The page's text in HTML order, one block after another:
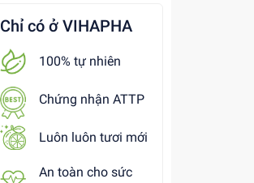
Chỉ có ở VIHAPHA
100% tự nhiên
Chứng nhận ATTP
Luôn luôn tươi mới
An toàn cho sức